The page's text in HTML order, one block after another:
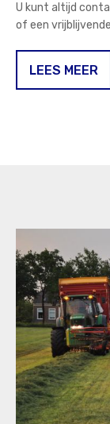
U kunt altijd
of een
LEES MEER